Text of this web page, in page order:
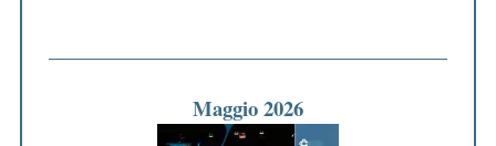
Maggio 2026